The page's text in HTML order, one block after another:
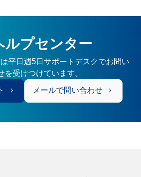
ルプセンター
平日週5日サポートデスクでお問い
を受けつけています。
メールで問い合わせ